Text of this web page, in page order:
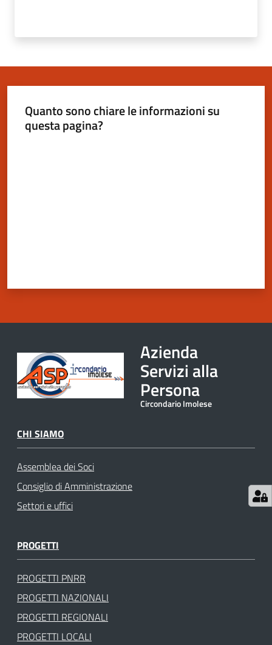
e
dati
Sostieni
l'ASP
Quanto sono chiare le informazioni su
questa pagina?
Azienda
Servizi alla
Persona
Circondario Imolese
CHI SIAMO
Assemblea dei Soci
Consiglio di Amministrazione
Settori e uffici
PROGETTI
PROGETTI PNRR
PROGETTI NAZIONALI
PROGETTI REGIONALI
PROGETTI LOCALI